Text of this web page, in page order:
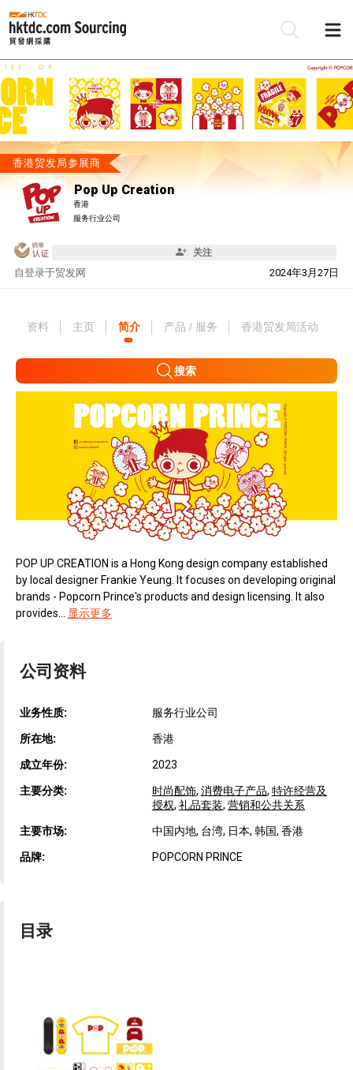
香港贸发局参展商
Pop Up Creation
香港
服务行业公司
关注
自 2024年3月27日
登录于贸发网
资料 主页 简介 产品 / 服务 香港贸发局活动
搜索
POP UP CREATION is a Hong Kong design company established
by local designer Frankie Yeung. It focuses on developing original
brands - Popcorn Prince's products and design licensing. It also
provides... 显示更多
公司资料
业务性质: 服务行业公司
所在地: 香港
成立年份: 2023
主要分类: 时尚配饰, 消费电子产品, 特许经营及
授权, 礼品套装, 营销和公共关系
主要市场: 中国内地, 台湾, 日本, 韩国, 香港
品牌: POPCORN PRINCE
目录